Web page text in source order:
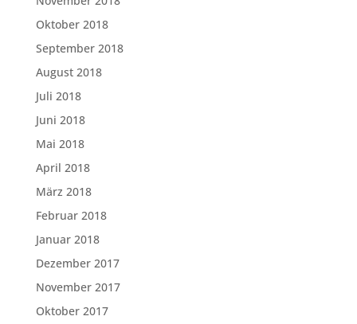
Oktober 2018
September 2018
August 2018
Juli 2018
Juni 2018
Mai 2018
April 2018
März 2018
Februar 2018
Januar 2018
Dezember 2017
November 2017
Oktober 2017